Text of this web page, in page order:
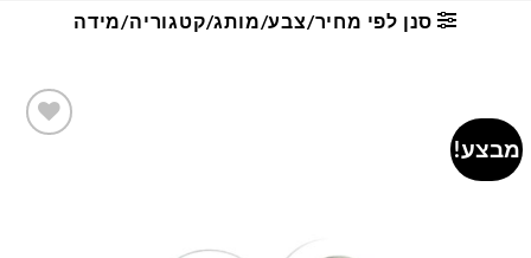
סנן לפי מחיר/צבע/מותג/קטגוריה/מידה
מבצע!